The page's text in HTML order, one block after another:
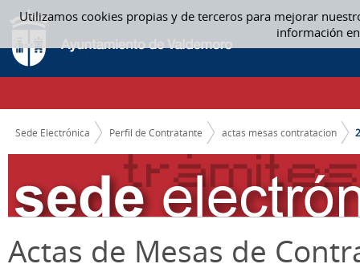
Utilizamos cookies propias y de terceros para mejorar
información
Saltar al contenido
2019 - ACTAS MESAS CONTRATACION
CAMINO DE MIGAS
Sede Electrónica Perfil de Contratante actas mesas contratacion
Actas de Mesas de